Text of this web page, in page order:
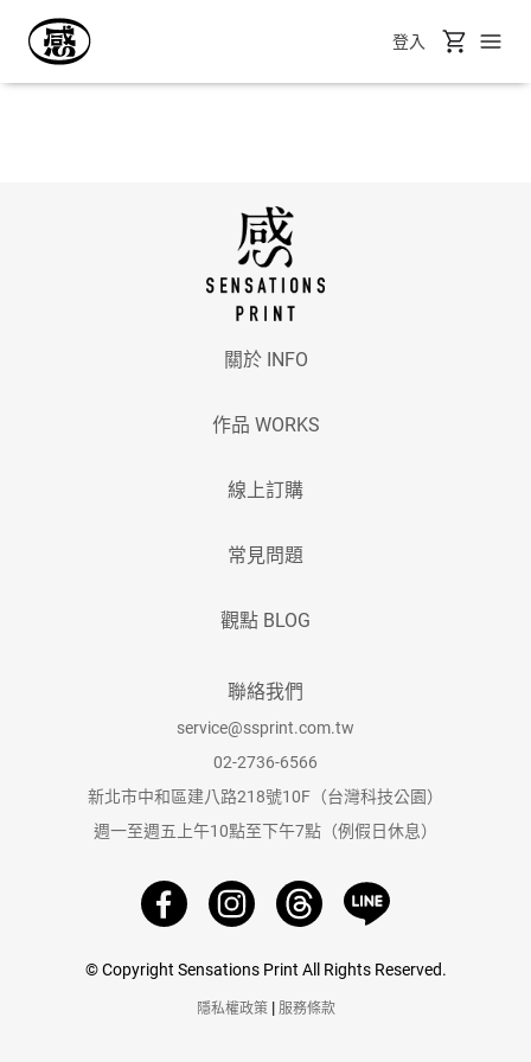
登入
關於 INFO
作品 WORKS
線上訂購
常見問題
觀點 BLOG
聯絡我們
service@ssprint.com.tw
02-2736-6566
新北市中和區建八路218號10F（台灣科技公園）
週一至週五上午10點至下午7點（例假日休息）
© Copyright Sensations Print All Rights Reserved.
隱私權政策| 服務條款